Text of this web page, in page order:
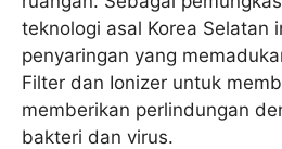
teknologi asal Korea Selatan
penyaringan yang
Filter dan Ionizer untuk
memberikan perlindungan
bakteri dan virus.